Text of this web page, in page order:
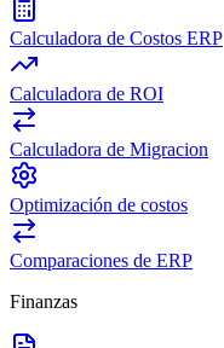
Calculadora de Costos ERP
Calculadora de ROI
Calculadora de Migracion
Optimización de costos
Comparaciones de ERP
Finanzas